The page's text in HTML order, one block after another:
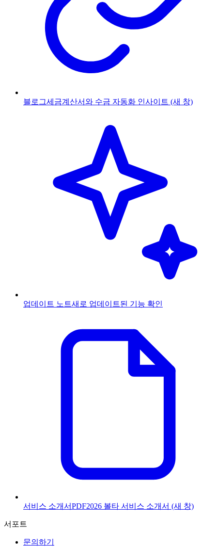
블로그세금계산서와 수금 자동화 인사이트 (새 창)
업데이트 노트새로 업데이트된 기능 확인
서비스 소개서PDF2026 볼타 서비스 소개서 (새 창)
서포트
문의하기